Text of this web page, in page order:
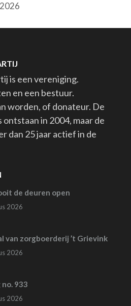
is een vereniging.
en een bestuur.
worden, of donateur. De
in 2004, maar de
dan 25 jaar actief in de
de deuren open
2026
van zorgboerderij ’t Grievink
2026
933
2026